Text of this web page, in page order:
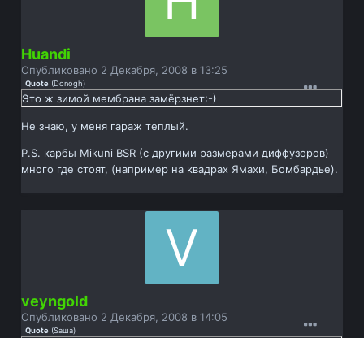
Huandi
Опубликовано 2 Декабря, 2008 в 13:25
Quote (Donogh)
Это ж зимой мембрана замёрзнет:-)
Не знаю, у меня гараж теплый.
P.S. карбы Mikuni BSR (с другими размерами диффузоров)
много где стоят, (например на квадрах Ямахи, Бомбардье).
veyngold
Опубликовано 2 Декабря, 2008 в 14:05
Quote (Sаша)